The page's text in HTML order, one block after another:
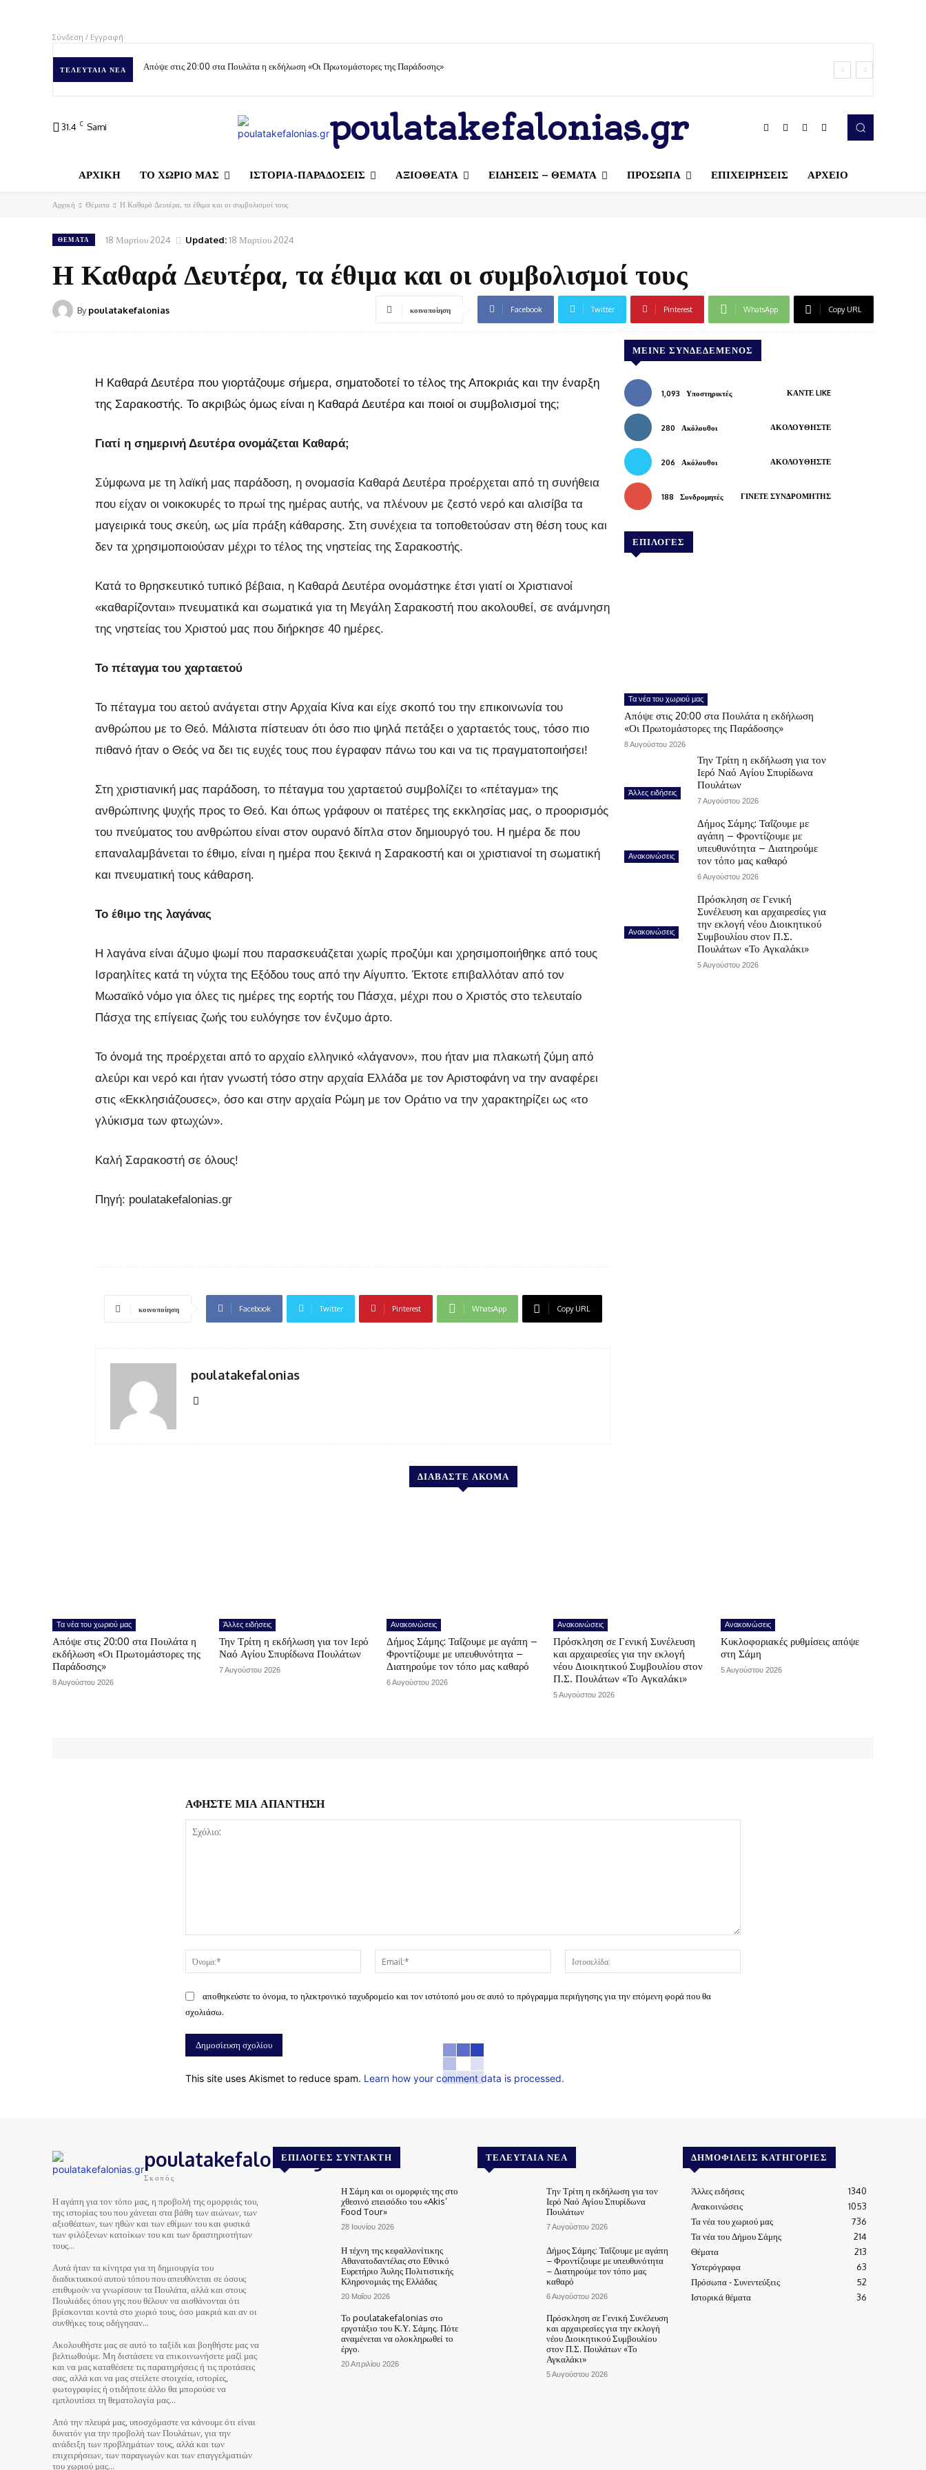
Σύνδεση / Εγγραφή
ΤΕΛΕΥΤΑΊΑ ΝΈΑ Απόψε στις 20:00 στα Πουλάτα η εκδήλωση «Οι Πρωτομάστορες της Παράδοσης»
31.4 C Sami poulatakefalonias.gr
ΑΡΧΙΚΗ ΤΟ ΧΩΡΙΟ ΜΑΣ ΙΣΤΟΡΙΑ-ΠΑΡΑΔΟΣΕΙΣ ΑΞΙΟΘΕΑΤΑ ΕΙΔΗΣΕΙΣ – ΘΕΜΑΤΑ ΠΡΟΣΩΠΑ ΕΠΙΧΕΙΡΗΣΕΙΣ ΑΡΧΕΙΟ
Αρχική Θέματα Η Καθαρά Δευτέρα, τα έθιμα και οι συμβολισμοί τους
ΘΈΜΑΤΑ 18 Μαρτίου 2024 Updated:18 Μαρτίου 2024
Η Καθαρά Δευτέρα, τα έθιμα και οι συμβολισμοί τους
By poulatakefalonias κοινοποίηση Facebook Twitter Pinterest WhatsApp Copy URL
Η Καθαρά Δευτέρα που γιορτάζουμε σήμερα, σηματοδοτεί το τέλος της Αποκριάς και την έναρξη
της Σαρακοστής. Το ακριβώς όμως είναι η Καθαρά Δευτέρα και ποιοί οι συμβολισμοί της;
Γιατί η σημερινή Δευτέρα ονομάζεται Καθαρά;
Σύμφωνα με τη λαϊκή μας παράδοση, η ονομασία Καθαρά Δευτέρα προέρχεται από τη συνήθεια
που είχαν οι νοικοκυρές το πρωί της ημέρας αυτής, να πλένουν με ζεστό νερό και αλισίβα τα
μαγειρικά τους σκεύη, ως μία πράξη κάθαρσης. Στη συνέχεια τα τοποθετούσαν στη θέση τους και
δεν τα χρησιμοποιούσαν μέχρι το τέλος της νηστείας της Σαρακοστής.
Κατά το θρησκευτικό τυπικό βέβαια, η Καθαρά Δευτέρα ονομάστηκε έτσι γιατί οι Χριστιανοί
«καθαρίζονται» πνευματικά και σωματικά για τη Μεγάλη Σαρακοστή που ακολουθεί, σε ανάμνηση
της νηστείας του Χριστού μας που διήρκησε 40 ημέρες.
Το πέταγμα του χαρταετού
Το πέταγμα του αετού ανάγεται στην Αρχαία Κίνα και είχε σκοπό του την επικοινωνία του
ανθρώπου με το Θεό. Μάλιστα πίστευαν ότι όσο πιο ψηλά πετάξει ο χαρταετός τους, τόσο πιο
πιθανό ήταν ο Θεός να δει τις ευχές τους που έγραφαν πάνω του και να τις πραγματοποιήσει!
Στη χριστιανική μας παράδοση, το πέταγμα του χαρταετού συμβολίζει το «πέταγμα» της
ανθρώπινης ψυχής προς το Θεό. Και όπως γράφουν οι πατέρες της εκκλησίας μας, ο προορισμός
του πνεύματος του ανθρώπου είναι στον ουρανό δίπλα στον δημιουργό του. Η ημέρα δε που
επαναλαμβάνεται το έθιμο, είναι η ημέρα που ξεκινά η Σαρακοστή και οι χριστιανοί τη σωματική
και πνευματική τους κάθαρση.
Το έθιμο της λαγάνας
Η λαγάνα είναι άζυμο ψωμί που παρασκευάζεται χωρίς προζύμι και χρησιμοποιήθηκε από τους
Ισραηλίτες κατά τη νύχτα της Εξόδου τους από την Αίγυπτο. Έκτοτε επιβαλλόταν από τον
Μωσαϊκό νόμο για όλες τις ημέρες της εορτής του Πάσχα, μέχρι που ο Χριστός στο τελευταίο
Πάσχα της επίγειας ζωής του ευλόγησε τον ένζυμο άρτο.
Το όνομά της προέρχεται από το αρχαίο ελληνικό «λάγανον», που ήταν μια πλακωτή ζύμη από
αλεύρι και νερό και ήταν γνωστή τόσο στην αρχαία Ελλάδα με τον Αριστοφάνη να την αναφέρει
στις «Εκκλησιάζουσες», όσο και στην αρχαία Ρώμη με τον Οράτιο να την χαρακτηρίζει ως «το
γλύκισμα των φτωχών».
Καλή Σαρακοστή σε όλους!
Πηγή: poulatakefalonias.gr
κοινοποίηση Facebook Twitter Pinterest WhatsApp Copy URL
poulatakefalonias
ΜΕΊΝΕ ΣΥΝΔΕΔΕΜΈΝΟΣ
1,093 Υποστηρικτές ΚΆΝΤΕ LIKE
280 Ακόλουθοι ΑΚΟΛΟΥΘΉΣΤΕ
206 Ακόλουθοι ΑΚΟΛΟΥΘΉΣΤΕ
188 Συνδρομητές ΓΊΝΕΤΕ ΣΥΝΔΡΟΜΗΤΉΣ
ΕΠΙΛΟΓΕΣ
Τα νέα του χωριού μας
Απόψε στις 20:00 στα Πουλάτα η εκδήλωση
«Οι Πρωτομάστορες της Παράδοσης»
8 Αυγούστου 2026
Άλλες ειδήσεις
Την Τρίτη η εκδήλωση για τον
Ιερό Ναό Αγίου Σπυρίδωνα
Πουλάτων
7 Αυγούστου 2026
Ανακοινώσεις
Δήμος Σάμης: Ταΐζουμε με
αγάπη – Φροντίζουμε με
υπευθυνότητα – Διατηρούμε
τον τόπο μας καθαρό
6 Αυγούστου 2026
Ανακοινώσεις
Πρόσκληση σε Γενική
Συνέλευση και αρχαιρεσίες για
την εκλογή νέου Διοικητικού
Συμβουλίου στον Π.Σ.
Πουλάτων «Το Αγκαλάκι»
5 Αυγούστου 2026
ΔΙΑΒΑΣΤΕ ΑΚΟΜΑ
Τα νέα του χωριού μας
Απόψε στις 20:00 στα Πουλάτα η
εκδήλωση «Οι Πρωτομάστορες της
Παράδοσης»
8 Αυγούστου 2026
Άλλες ειδήσεις
Την Τρίτη η εκδήλωση για τον Ιερό
Ναό Αγίου Σπυρίδωνα Πουλάτων
7 Αυγούστου 2026
Ανακοινώσεις
Δήμος Σάμης: Ταΐζουμε με αγάπη –
Φροντίζουμε με υπευθυνότητα –
Διατηρούμε τον τόπο μας καθαρό
6 Αυγούστου 2026
Ανακοινώσεις
Πρόσκληση σε Γενική Συνέλευση
και αρχαιρεσίες για την εκλογή
νέου Διοικητικού Συμβουλίου στον
Π.Σ. Πουλάτων «Το Αγκαλάκι»
5 Αυγούστου 2026
Ανακοινώσεις
Κυκλοφοριακές ρυθμίσεις απόψε
στη Σάμη
5 Αυγούστου 2026
ΑΦΗΣΤΕ ΜΙΑ ΑΠΑΝΤΗΣΗ
Όνομα:*
Email:*
αποθηκεύστε το όνομα, το ηλεκτρονικό ταχυδρομείο και τον ιστότοπό μου σε αυτό το πρόγραμμα περιήγησης για την επόμενη φορά που θα
σχολιάσω.
This site uses Akismet to reduce spam. Learn how your comment data is processed.
poulatakefalonias.gr
Σκοπός
Η αγάπη για τον τόπο μας, η προβολή της ομορφιάς του,
της ιστορίας του που χάνεται στα βάθη των αιώνων, των
αξιοθέατων, των ηθών και των εθίμων του και φυσικά
των φιλόξενων κατοίκων του και των δραστηριοτήτων
τους…
Αυτά ήταν τα κίνητρα για τη δημιουργία του
διαδικτυακού αυτού τόπου που απευθύνεται σε όσους
επιθυμούν να γνωρίσουν τα Πουλάτα, αλλά και στους
Πουλιάδες όπου γης που θέλουν να αισθάνονται ότι
βρίσκονται κοντά στο χωριό τους, όσο μακριά και αν οι
συνθήκες τους οδήγησαν…
Ακολουθήστε μας σε αυτό το ταξίδι και βοηθήστε μας να
βελτιωθούμε. Μη διστάσετε να επικοινωνήσετε μαζί μας
και να μας καταθέσετε τις παρατηρήσεις ή τις προτάσεις
σας, αλλά και να μας στείλετε στοιχεία, ιστορίες,
φωτογραφίες ή οτιδήποτε άλλο θα μπορούσε να
εμπλουτίσει τη θεματολογία μας…
Από την πλευρά μας, υποσχόμαστε να κάνουμε ότι είναι
δυνατόν για την προβολή των Πουλάτων, για την
ανάδειξη των προβλημάτων τους, αλλά και των
επιχειρήσεων, των παραγωγών και των επαγγελματιών
του χωριού μας…
ΕΠΙΛΟΓΈΣ ΣΥΝΤΆΚΤΗ
Η Σάμη και οι ομορφιές της στο
χθεσινό επεισόδιο του «Akis’
Food Tour»
28 Ιουνίου 2026
Η τέχνη της κεφαλλονίτικης
Αθανατοδαντέλας στο Εθνικό
Ευρετήριο Άυλης Πολιτιστικής
Κληρονομιάς της Ελλάδας
20 Μαΐου 2026
Το poulatakefalonias στο
εργοτάξιο του Κ.Υ. Σάμης. Πότε
αναμένεται να ολοκληρωθεί το
έργο.
20 Απριλίου 2026
ΤΕΛΕΥΤΑΊΑ ΝΈΑ
Την Τρίτη η εκδήλωση για τον
Ιερό Ναό Αγίου Σπυρίδωνα
Πουλάτων
7 Αυγούστου 2026
Δήμος Σάμης: Ταΐζουμε με αγάπη
– Φροντίζουμε με υπευθυνότητα
– Διατηρούμε τον τόπο μας
καθαρό
6 Αυγούστου 2026
Πρόσκληση σε Γενική Συνέλευση
και αρχαιρεσίες για την εκλογή
νέου Διοικητικού Συμβουλίου
στον Π.Σ. Πουλάτων «Το
Αγκαλάκι»
5 Αυγούστου 2026
ΔΗΜΟΦΙΛΕΊΣ ΚΑΤΗΓΟΡΊΕΣ
Άλλες ειδήσεις
1340
Ανακοινώσεις
1053
Τα νέα του χωριού μας
736
Τα νέα του Δήμου Σάμης
214
Θέματα
213
Υστερόγραφα
63
Πρόσωπα - Συνεντεύξεις
52
Ιστορικά θέματα
36